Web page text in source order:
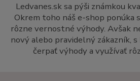
Ledvanes.sk sa pýši známkou
Okrem toho náš e-shop ponúka
rôzne vernostné výhody. Avšak
nový alebo pravidelný zákazník,
čerpať výhody a využívať